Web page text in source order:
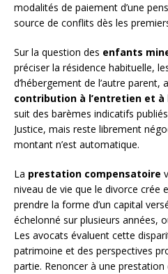
modalités de paiement d’une
source de conflits dès les
Sur la question des enfants
préciser la résidence habituelle,
d’hébergement de l’autre
contribution à l’entretien et à
suit des barèmes indicatifs
Justice, mais reste librement
montant n’est automatique.
La prestation compensatoire
niveau de vie que le divorce crée
prendre la forme d’un capital
échelonné sur plusieurs années,
Les avocats évaluent cette
patrimoine et des perspectives
partie. Renoncer à une